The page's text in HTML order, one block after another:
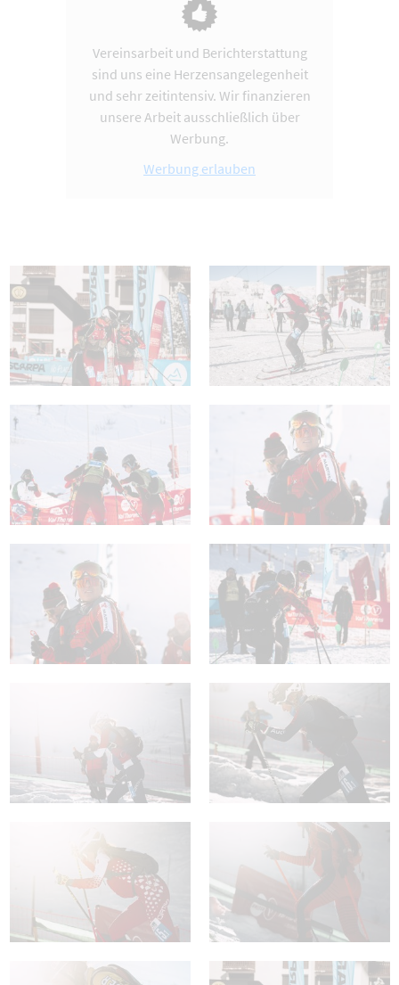
Vereinsarbeit und Berichterstattung
sind uns eine Herzensangelegenheit
und sehr zeitintensiv. Wir finanzieren
unsere Arbeit ausschließlich über
Werbung.
Werbung erlauben